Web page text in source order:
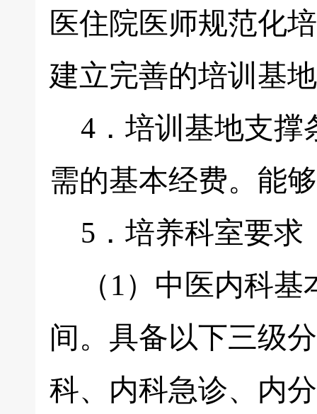
医住院医师规范化
建立完善的培训基
4．培训基地支撑
需的基本经费。能
5．培养科室要求
（1）中医内科基
间。具备以下三级
科、内科急诊、内